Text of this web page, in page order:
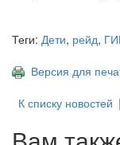
Теги: Дети, рейд,
Версия для
К списку новостей